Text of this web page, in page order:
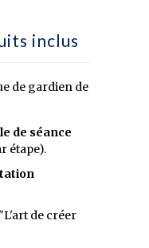
inclus
de gardien de
de séance
étape).
"L'art de créer